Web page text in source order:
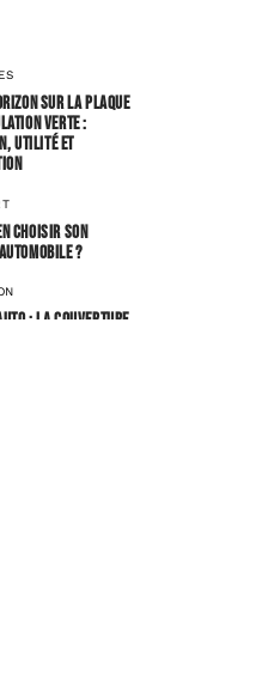
sur la plaque
verte :
utilité et
choisir son
?
: la couverture